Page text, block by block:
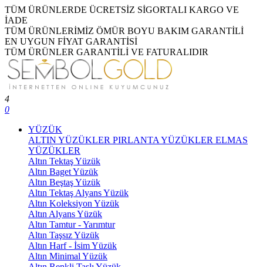
TÜM ÜRÜNLERDE ÜCRETSİZ SİGORTALI KARGO VE
İADE
TÜM ÜRÜNLERİMİZ ÖMÜR BOYU BAKIM GARANTİLİ
EN UYGUN FİYAT GARANTİSİ
TÜM ÜRÜNLER GARANTİLİ VE FATURALIDIR
4
0
YÜZÜK
ALTIN YÜZÜKLER PIRLANTA YÜZÜKLER ELMAS
YÜZÜKLER
Altın Tektaş Yüzük
Altın Baget Yüzük
Altın Beştaş Yüzük
Altın Tektaş Alyans Yüzük
Altın Koleksiyon Yüzük
Altın Alyans Yüzük
Altın Tamtur - Yarımtur
Altın Taşsız Yüzük
Altın Harf - İsim Yüzük
Altın Minimal Yüzük